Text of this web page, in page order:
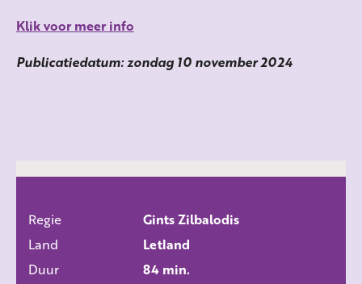
Klik voor meer info
Publicatiedatum: zondag 10 november 2024
Regie
Gints Zilbalodis
Land
Letland
Duur
84 min.